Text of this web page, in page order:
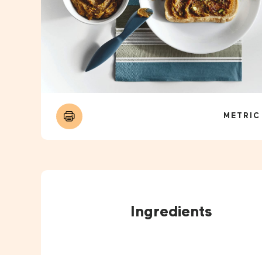
METRIC
Instructions Ingredients